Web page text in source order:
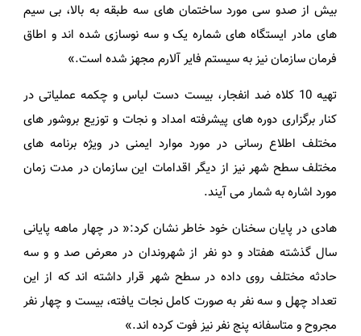
بیش از صدو سی مورد ساختمان های سه طبقه به بالا، بی سیم
های مادر ایستگاه های شماره یک و سه نوسازی شده اند و اطاق
فرمان سازمان نیز به سیستم فایر آلارم مجهز شده است.»
تهیه 10 کلاه ضد انفجار، بیست دست لباس و چکمه عملیاتی در
کنار برگزاری دوره های پیشرفته امداد و نجات و توزیع بروشور های
مختلف اطلاع رسانی در مورد موارد ایمنی در ویژه برنامه های
مختلف سطح شهر نیز از دیگر اقدامات این سازمان در مدت زمان
مورد اشاره به شمار می آیند.
هادی در پایان سخنان خود خاطر نشان کرد:« در چهار ماهه پایانی
سال گذشته هفتاد و دو نفر از شهروندان در معرض صد و و سه
حادثه مختلف روی داده در سطح شهر قرار داشته اند که از این
تعداد چهل و سه نفر به صورت کامل نجات یافته، بیست و چهار نفر
مجروح و متاسفانه پنج نفر نیز فوت کرده اند.»